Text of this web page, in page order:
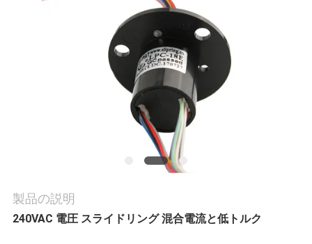
製品の説明
240VAC 電圧 スライドリング 混合電流と低トルク